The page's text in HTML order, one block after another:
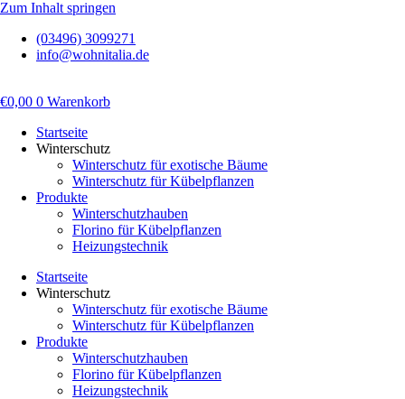
Zum Inhalt springen
(03496) 3099271
info@wohnitalia.de
€0,00 0 Warenkorb
Startseite
Winterschutz
Winterschutz für exotische Bäume
Winterschutz für Kübelpflanzen
Produkte
Winterschutzhauben
Florino für Kübelpflanzen
Heizungstechnik
Startseite
Winterschutz
Winterschutz für exotische Bäume
Winterschutz für Kübelpflanzen
Produkte
Winterschutzhauben
Florino für Kübelpflanzen
Heizungstechnik